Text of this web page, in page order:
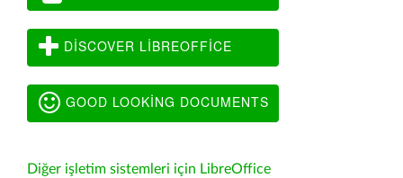
DISCOVER LIBREOFFICE
GOOD LOOKING DOCUMENTS
Diğer işletim sistemleri için LibreOffice